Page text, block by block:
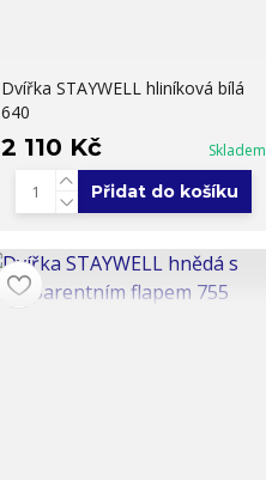
Dvířka STAYWELL hliníková bílá
640
2 110 Kč Skladem
Přidat do košíku